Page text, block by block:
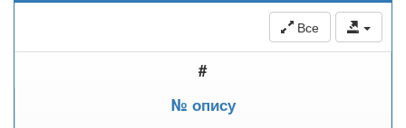
Все
#
№ опису